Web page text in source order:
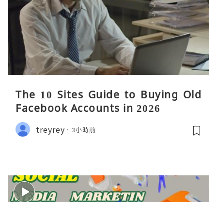
The 10 Sites Guide to Buying Old
Facebook Accounts in 2026
treyrey 3小時前